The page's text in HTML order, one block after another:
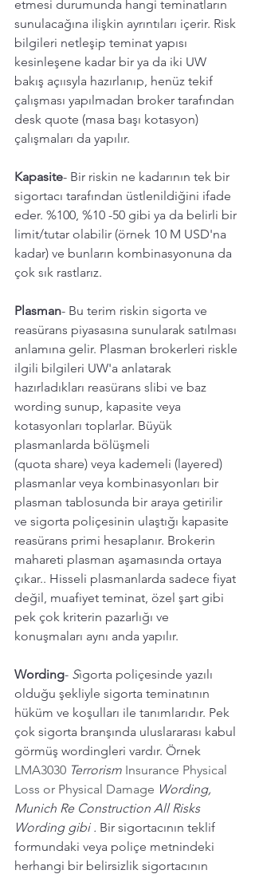
etmesi durumunda hangi teminatların
sunulacağına ilişkin ayrıntıları içerir. Risk
bilgileri netleşip teminat yapısı
kesinleşene kadar bir ya da iki UW
bakış açıısyla hazırlanıp, henüz tekif
çalışması yapılmadan broker tarafından
desk quote (masa başı kotasyon)
çalışmaları da yapılır.
Kapasite- Bir riskin ne kadarının tek bir
sigortacı tarafından üstlenildiğini ifade
eder. %100, %10 -50 gibi ya da belirli bir
limit/tutar olabilir (örnek 10 M USD'na
kadar) ve bunların kombinasyonuna da
çok sık rastlarız.
Plasman- Bu terim riskin sigorta ve
reasürans piyasasına sunularak satılması
anlamına gelir. Plasman brokerleri riskle
ilgili bilgileri UW'a anlatarak
hazırladıkları reasürans slibi ve baz
wording sunup, kapasite veya
kotasyonları toplarlar. Büyük
plasmanlarda bölüşmeli
(quota share) veya kademeli (layered)
plasmanlar veya kombinasyonları bir
plasman tablosunda bir araya getirilir
ve sigorta poliçesinin ulaştığı kapasite
reasürans primi hesaplanır. Brokerin
mahareti plasman aşamasında ortaya
çıkar.. Hisseli plasmanlarda sadece fiyat
değil, muafiyet teminat, özel şart gibi
pek çok kriterin pazarlığı ve
konuşmaları aynı anda yapılır.
Wording- Sigorta poliçesinde yazılı
olduğu şekliyle sigorta teminatının
hüküm ve koşulları ile tanımlarıdır. Pek
çok sigorta branşında uluslararası kabul
görmüş wordingleri vardır. Örnek
LMA3030 Terrorism Insurance Physical
Loss or Physical Damage Wording,
Munich Re Construction All Risks
Wording gibi . Bir sigortacının teklif
formundaki veya poliçe metnindeki
herhangi bir belirsizlik sigortacının